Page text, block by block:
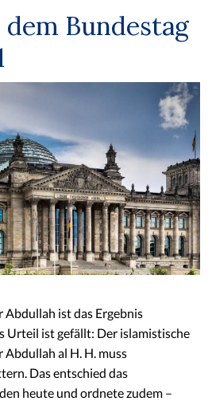
Bundestag
ist das Ergebnis
Urteil ist gefällt: Der islamistische
al H. H. muss
Das entschied das
heute und ordnete zudem –